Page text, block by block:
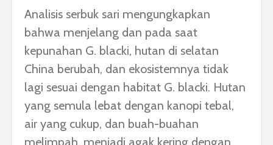
Analisis serbuk sari mengungkapkan
bahwa menjelang dan pada saat
kepunahan G. blacki, hutan di selatan
China berubah, dan ekosistemnya tidak
lagi sesuai dengan habitat G. blacki. Hutan
yang semula lebat dengan kanopi tebal,
air yang cukup, dan buah-buahan